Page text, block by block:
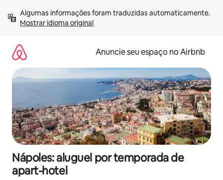
para
Mostrar idioma original
Anuncie seu espaço no Airbnb
Nápoles: aluguel por temporada de
apart-hotel